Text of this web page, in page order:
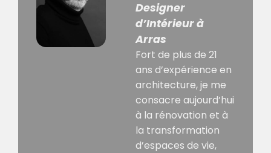
Designer
d’Intérieur à
Arras
Fort de plus de 21
ans d’expérience en
architecture, je me
consacre aujourd’hui
à la rénovation et à
la transformation
d’espaces de vie,